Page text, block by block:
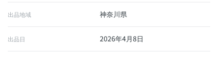
出品地域 神奈川県
出品日 2026年4月8日